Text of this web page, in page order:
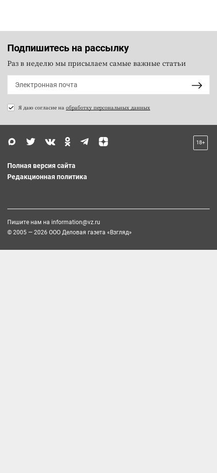
Подпишитесь на рассылку
Раз в неделю мы присылаем самые важные статьи
Я даю согласие на обработку персональных данных
18+
Полная версия сайта
Редакционная политика
Пишите нам на information@vz.ru
© 2005 — 2026 ООО Деловая газета «Взгляд»